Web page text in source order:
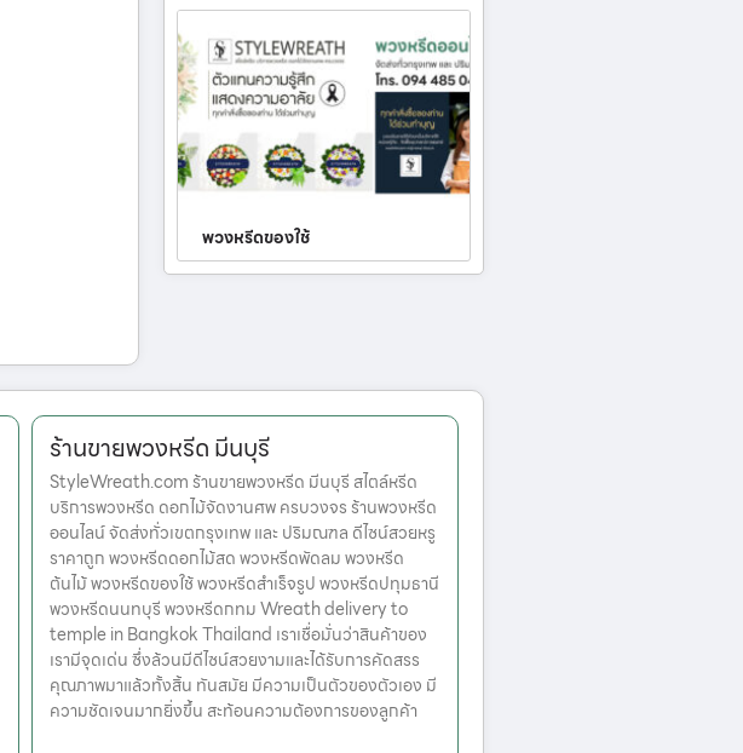
พวงหรีดของใช้
ร้านขายพวงหรีด มีนบุรี
StyleWreath.com ร้านขายพวงหรีด มีนบุรี สไตล์หรีด
บริการพวงหรีด ดอกไม้จัดงานศพ ครบวงจร ร้านพวงหรีด
ออนไลน์ จัดส่งทั่วเขตกรุงเทพ และ ปริมณฑล ดีไซน์สวยหรู
ราคาถูก พวงหรีดดอกไม้สด พวงหรีดพัดลม พวงหรีด
ต้นไม้ พวงหรีดของใช้ พวงหรีดสำเร็จรูป พวงหรีดปทุมธานี
พวงหรีดนนทบุรี พวงหรีดกทม Wreath delivery to
temple in Bangkok Thailand เราเชื่อมั่นว่าสินค้าของ
เรามีจุดเด่น ซึ่งล้วนมีดีไซน์สวยงามและได้รับการคัดสรร
คุณภาพมาแล้วทั้งสิ้น ทันสมัย มีความเป็นตัวของตัวเอง มี
ความชัดเจนมากยิ่งขึ้น สะท้อนความต้องการของลูกค้า